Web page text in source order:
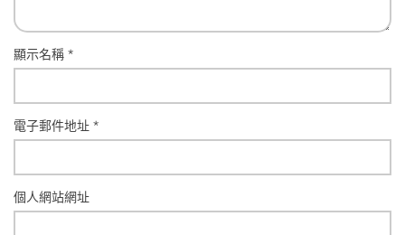
顯示名稱*
電子郵件地址*
個人網站網址